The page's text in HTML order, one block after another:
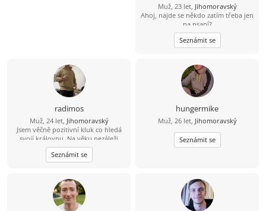
Muž, 23 let, Jihomoravský
Ahoj, najde se někdo zatím třeba jen
na psaní?
Seznámit se
radimos
Muž, 24 let, Jihomoravský
Jsem věčně pozitivní kluk co hledá
svojí královnu. Na věku nezáleži
všechno je o tom jestli si rozumíme a
padneme do oka.
Seznámit se
hungermike
Muž, 26 let, Jihomoravský
Seznámit se